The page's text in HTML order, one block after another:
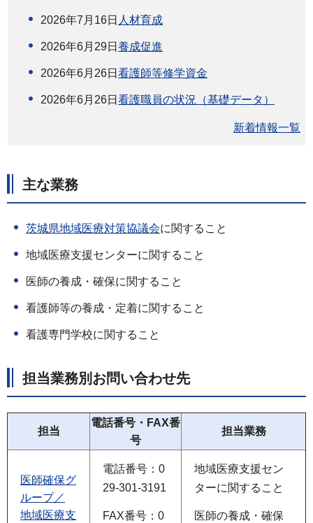
2026年7月16日 人材育成
2026年6月29日 養成促進
2026年6月26日 看護師等修学資金
2026年6月26日 看護職員の状況（基礎データ）
新着情報一覧
主な業務
茨城県地域医療対策協議会に関すること
地域医療支援センターに関すること
医師の養成・確保に関すること
看護師等の養成・定着に関すること
看護専門学校に関すること
担当業務別お問い合わせ先
担当
電話番号・FAX番
号
担当業務
医師確保グ
ループ／
地域医療支
電話番号：0
29-301-3191
FAX番号：0
地域医療支援セン
ターに関すること
医師の養成・確保